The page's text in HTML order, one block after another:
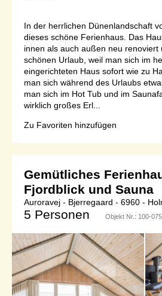
In der herrlichen Dünenlandschaft
dieses schöne Ferienhaus. Das
innen als auch außen neu renoviert
schönen Urlaub, weil man sich im
eingerichteten Haus sofort wie zu
man sich während des Urlaubs
man sich im Hot Tub und im
wirklich großes Erl...
Zu Favoriten hinzufügen
Gemütliches
Fjordblick und Sauna
Auroravej - Bjerregaard - 6960 -
5 Personen Objekt Nr.: 100-